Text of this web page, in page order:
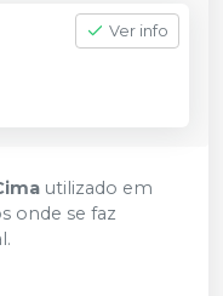
Ver info
utilizado em
onde se faz